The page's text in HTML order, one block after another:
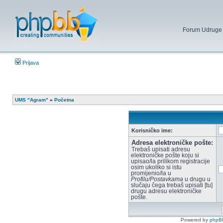
Forum
Prijava
UMS "Agram" » Početna
Korisničko ime:
Adresa elektroničke pošte:
Trebaš upisati adresu
elektroničke pošte koju si
upisao/la prilikom registracije
osim ukoliko si istu
promijenio/la u
Profilu/Postavkama u drugu u
slučaju čega trebaš upisati [tu]
drugu adresu elektroničke
pošte.
Powered by